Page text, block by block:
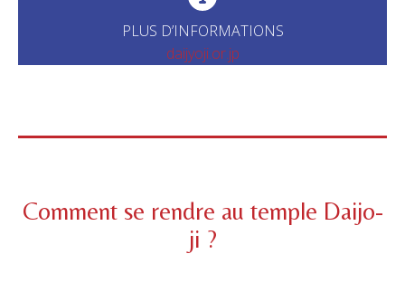
PLUS D’INFORMATIONS
daijyoji.or.jp
Comment se rendre au temple Daijo-
ji ?